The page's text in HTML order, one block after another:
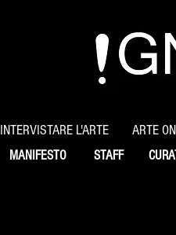
INTERVISTARE L'ARTE ARTE
MANIFESTO STAFF